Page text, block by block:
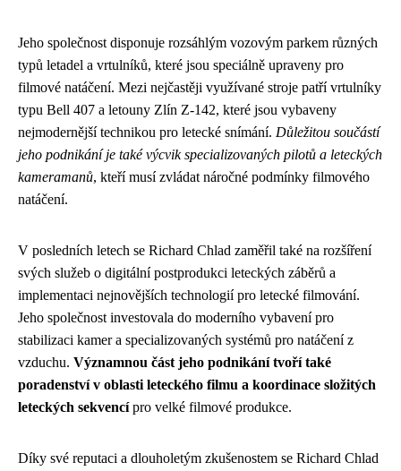
Jeho společnost disponuje rozsáhlým vozovým parkem různých
typů letadel a vrtulníků, které jsou speciálně upraveny pro
filmové natáčení. Mezi nejčastěji využívané stroje patří vrtulníky
typu Bell 407 a letouny Zlín Z-142, které jsou vybaveny
nejmodernější technikou pro letecké snímání. Důležitou součástí
jeho podnikání je také výcvik specializovaných pilotů a leteckých
kameramanů, kteří musí zvládat náročné podmínky filmového
natáčení.
V posledních letech se Richard Chlad zaměřil také na rozšíření
svých služeb o digitální postprodukci leteckých záběrů a
implementaci nejnovějších technologií pro letecké filmování.
Jeho společnost investovala do moderního vybavení pro
stabilizaci kamer a specializovaných systémů pro natáčení z
vzduchu. Významnou část jeho podnikání tvoří také
poradenství v oblasti leteckého filmu a koordinace složitých
leteckých sekvencípro velké filmové produkce.
Díky své reputaci a dlouholetým zkušenostem se Richard Chlad